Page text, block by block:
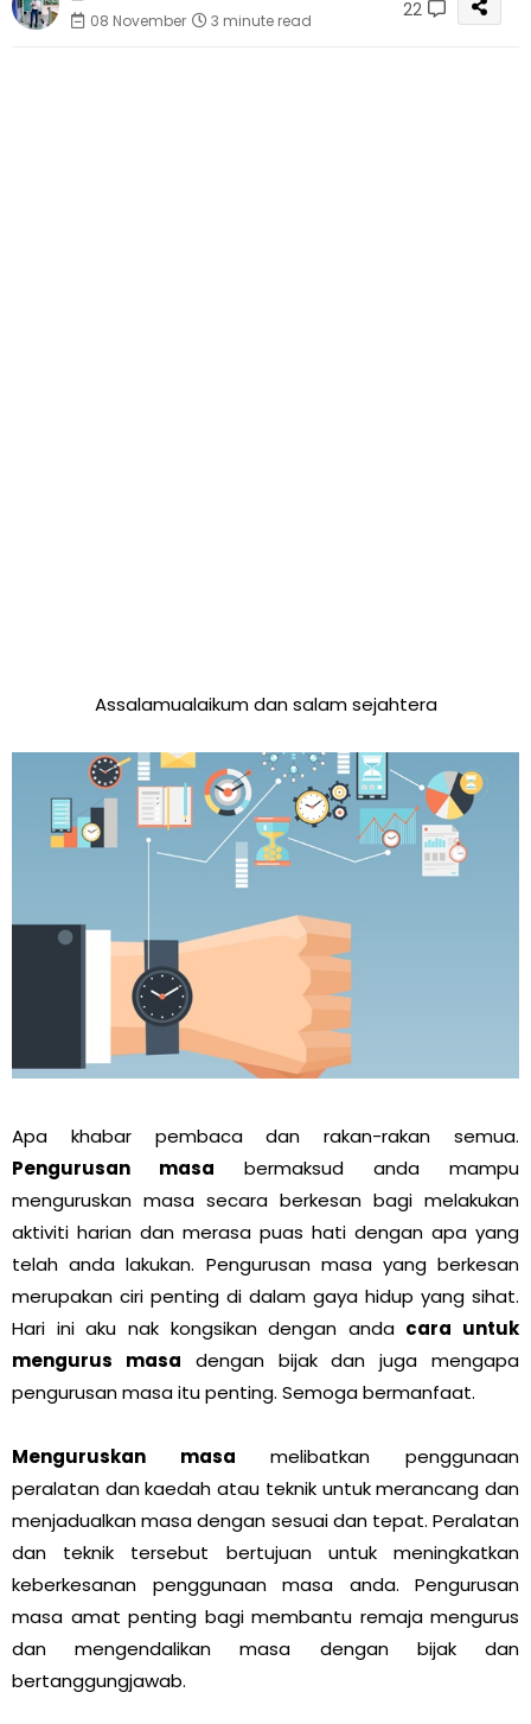
08 November
3 minute read 22
Assalamualaikum dan salam sejahtera
Apa khabar pembaca dan rakan-rakan semua.
Pengurusan masa bermaksud anda mampu
menguruskan masa secara berkesan bagi melakukan
aktiviti harian dan merasa puas hati dengan apa yang
telah anda lakukan. Pengurusan masa yang berkesan
merupakan ciri penting di dalam gaya hidup yang sihat.
Hari ini aku nak kongsikan dengan anda cara untuk
mengurus masa dengan bijak dan juga mengapa
pengurusan masa itu penting. Semoga bermanfaat.
Menguruskan masa melibatkan penggunaan
peralatan dan kaedah atau teknik untuk merancang dan
menjadualkan masa dengan sesuai dan tepat. Peralatan
dan teknik tersebut bertujuan untuk meningkatkan
keberkesanan penggunaan masa anda. Pengurusan
masa amat penting bagi membantu remaja mengurus
dan mengendalikan masa dengan bijak dan
bertanggungjawab.